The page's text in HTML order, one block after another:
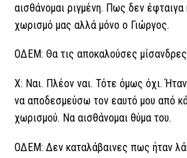
αισθάνομαι ριγμένη. Πως δεν
χωρισμό μας αλλά μόνο ο Γιώργος.
ΟΔΕΜ: Θα τις αποκαλούσες
Χ: Ναι. Πλέον ναι. Τότε όμως όχι.
να αποδεσμεύσω τον εαυτό μου από
χωρισμού. Να αισθάνομαι θύμα του.
ΟΔΕΜ: Δεν καταλάβαινες πως ήταν